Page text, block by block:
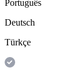
Português
Deutsch
Türkçe